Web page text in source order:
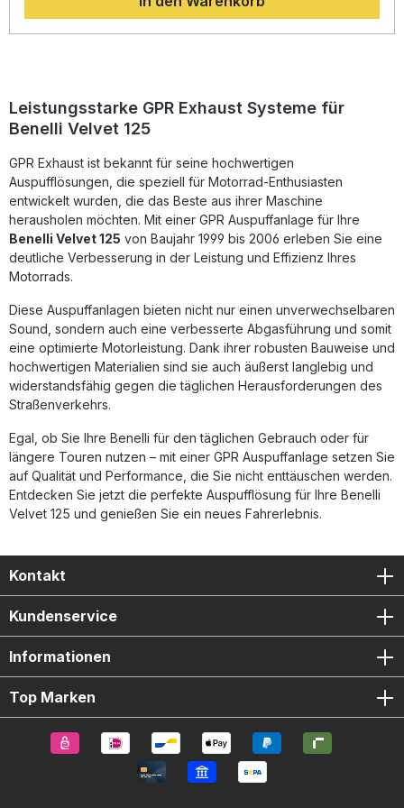
profitieren zusätzlich von einem sportlich-markanten
Sound, der durch den herausnehmbaren dB-Killer
in Italien gefertigt, wodurch eine gleichbleibend hohe
Qualität gewährleistet ist.Für die Installation gilt: Die GPR
Auspuffsysteme sind Plug-&-Play-lösungen. Eine Montage
optimale Funktion und Passgenauigkeit sicherzustellen. EU-
homologierte Komplettanlage mit herausnehmbarem dB-
Killer Spürbare Leistungs- und Drehmomentsteigerung
Deutliche Gewichtseinsparung gegenüber der
Serienanlage Hergestellt in Italien nach DIN-Normen Plug-
&-Play-Montage, empfohlen in Fachwerkstatt Lieferumfang:
GPR Evo4 Road Auspuffanlage (Full System) Alle
fahrzeugspezifischen Halterungen Montagezubehör
Leistungsstarke GPR Exhaust Systeme für
Benelli Velvet 125
GPR Exhaust ist bekannt für seine hochwertigen
Auspufflösungen, die speziell für Motorrad-Enthusiasten
entwickelt wurden, die das Beste aus ihrer Maschine
herausholen möchten. Mit einer GPR Auspuffanlage für Ihre
Benelli Velvet 125 von Baujahr 1999 bis 2006 erleben Sie eine
deutliche Verbesserung in der Leistung und Effizienz Ihres
Motorrads.
Diese Auspuffanlagen bieten nicht nur einen unverwechselbaren
Sound, sondern auch eine verbesserte Abgasführung und somit
eine optimierte Motorleistung. Dank ihrer robusten Bauweise und
hochwertigen Materialien sind sie auch äußerst langlebig und
widerstandsfähig gegen die täglichen Herausforderungen des
Straßenverkehrs.
Egal, ob Sie Ihre Benelli für den täglichen Gebrauch oder für
längere Touren nutzen – mit einer GPR Auspuffanlage setzen Sie
auf Qualität und Performance, die Sie nicht enttäuschen werden.
Entdecken Sie jetzt die perfekte Auspufflösung für Ihre Benelli
Velvet 125 und genießen Sie ein neues Fahrerlebnis.
Kontakt
Kundenservice
Informationen
Top Marken